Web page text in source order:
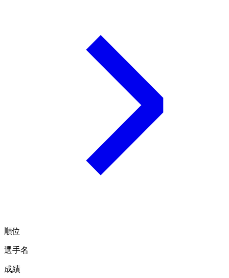
順位
選手名
成績